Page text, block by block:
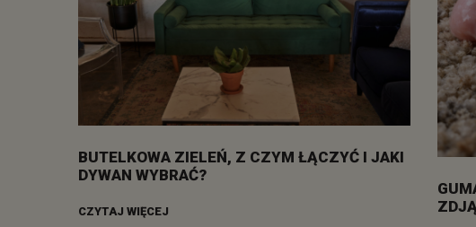
BUTELKOWA ZIELEŃ, Z CZYM ŁĄCZYĆ I JAKI
DYWAN WYBRAĆ?
CZYTAJ WIĘCEJ